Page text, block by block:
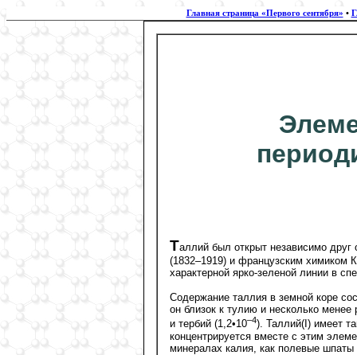
Главная страница «Первого сентября» •
Таллий был открыт независимо
(1832–1919) и французским химиком
характерной ярко-зеленой линии в
Содержание таллия в земной коре
он близок к тулию и несколько
и тербий (1,2•10–4). Таллий(I) имеет
концентрируется вместе с этим
минералах калия, как полевые